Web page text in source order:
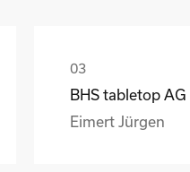
BHS tabletop AG
Eimert Jürgen